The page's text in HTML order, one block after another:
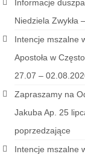
Informacje
Niedziela Zwykła
Intencje mszalne
Apostoła w
27.07 –
Zapraszamy na
Jakuba Ap. 25
poprzedzające
Intencje mszalne